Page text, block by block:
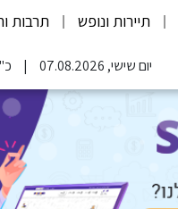
תיירות ונופש תרבות
יום שישי, 07.08.2026